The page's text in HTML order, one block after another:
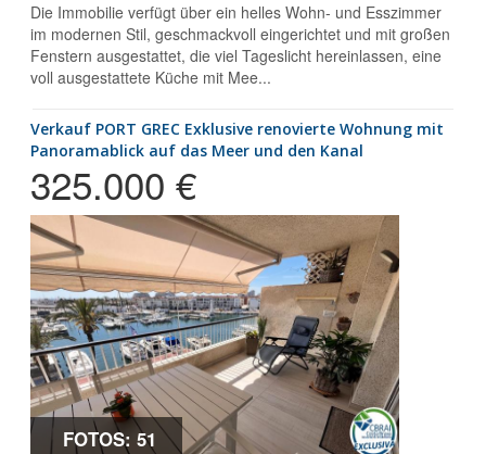
Die Immobilie verfügt über ein helles Wohn- und Esszimmer
im modernen Stil, geschmackvoll eingerichtet und mit großen
Fenstern ausgestattet, die viel Tageslicht hereinlassen, eine
voll ausgestattete Küche mit Mee...
Verkauf PORT GREC Exklusive renovierte Wohnung mit
Panoramablick auf das Meer und den Kanal
325.000 €
FOTOS: 51